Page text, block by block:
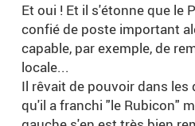
Et oui ! Et il s'étonne que le
confié de poste important
capable, par exemple, de
locale...
Il rêvait de pouvoir dans
qu'il a franchi "le Rubicon"